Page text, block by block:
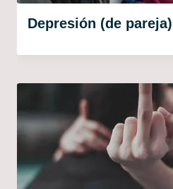
Depresión (de